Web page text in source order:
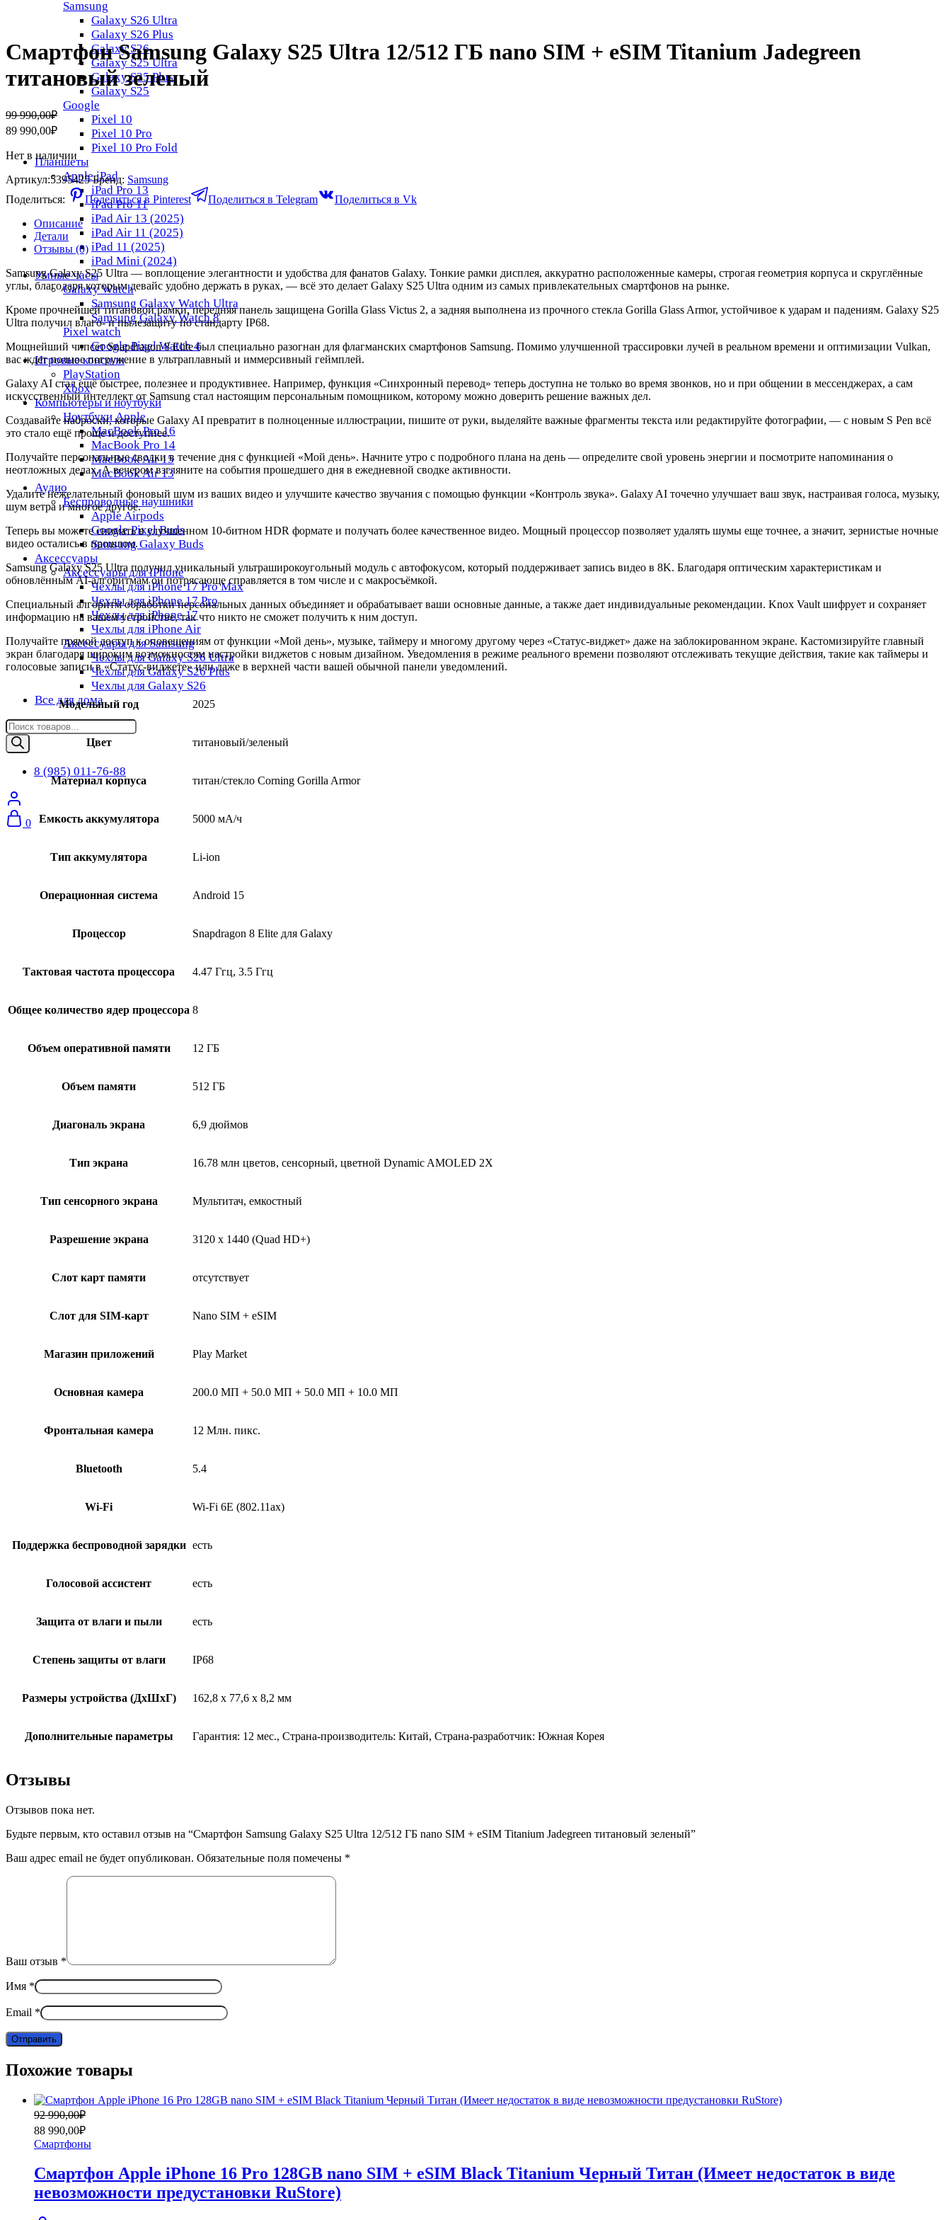
Samsung
Galaxy S26 Ultra
Galaxy S26 Plus
Galaxy S26
Galaxy S25 Ultra
Galaxy S25 Plus
Galaxy S25
Google
Pixel 10
Pixel 10 Pro
Pixel 10 Pro Fold
Планшеты
Apple iPad
iPad Pro 13
iPad Pro 11
iPad Air 13 (2025)
iPad Air 11 (2025)
iPad 11 (2025)
iPad Mini (2024)
Умные часы
Galaxy Watch
Samsung Galaxy Watch Ultra
Samsung Galaxy Watch 8
Pixel watch
Google Pixel Watch 4
Игровые консоли
PlayStation
Xbox
Компьютеры и ноутбуки
Ноутбуки Apple
MacBook Pro 16
MacBook Pro 14
MacBook Air 15
MacBook Air 13
Аудио
Беспроводные наушники
Apple Airpods
Google Pixel Buds
Samsung Galaxy Buds
Аксессуары
Аксессуары для iPhone
Чехлы для iPhone 17 Pro Max
Чехлы для iPhone 17 Pro
Чехлы для iPhone 17
Чехлы для iPhone Air
Аксессуары для Samsung
Чехлы для Galaxy S26 Ultra
Чехлы для Galaxy S26 Plus
Чехлы для Galaxy S26
Все для дома
Поиск
товаров
8 (985) 011-76-88
0
Смартфон Samsung Galaxy S25 Ultra 12/512 ГБ nano SIM + eSIM Titanium Jadegreen
титановый зеленый
99 990,00₽
Первоначальная
цена
составляла
99
990,00₽.
89 990,00₽
Текущая
цена:
89
990,00₽.
Нет в наличии
Артикул:5395425 Бренд: Samsung
Поделиться:
Поделиться в Pinterest Поделиться в Telegram
Поделиться в Vk
Описание
Детали
Отзывы (0)
Samsung Galaxy S25 Ultra — воплощение элегантности и удобства для фанатов Galaxy. Тонкие рамки дисплея, аккуратно расположенные камеры, строгая геометрия корпуса и скруглённые
углы, благодаря которым девайс удобно держать в руках, — всё это делает Galaxy S25 Ultra одним из самых привлекательных смартфонов на рынке.
Кроме прочнейшей титановой рамки, передняя панель защищена Gorilla Glass Victus 2, а задняя выполнена из прочного стекла Gorilla Glass Armor, устойчивое к ударам и падениям. Galaxy S25
Ultra получил влаго- и пылезащиту по стандарту IP68.
Мощнейший чипсет Snapdragon 8 Elite был специально разогнан для флагманских смартфонов Samsung. Помимо улучшенной трассировки лучей в реальном времени и оптимизации Vulkan,
вас ждет полное погружение в ультраплавный и иммерсивный геймплей.
Galaxy AI стал ещё быстрее, полезнее и продуктивнее. Например, функция «Синхронный перевод» теперь доступна не только во время звонков, но и при общении в мессенджерах, а сам
искусственный интеллект от Samsung стал настоящим персональным помощником, которому можно доверить решение важных дел.
Создавайте наброски, которые Galaxy AI превратит в полноценные иллюстрации, пишите от руки, выделяйте важные фрагменты текста или редактируйте фотографии, — с новым S Pen всё
это стало ещё проще и доступнее.
Получайте персональные сводки в течение дня с функцией «Мой день». Начните утро с подробного плана на день — определите свой уровень энергии и посмотрите напоминания о
неотложных делах. А вечером взгляните на события прошедшего дня в ежедневной сводке активности.
Удалите нежелательный фоновый шум из ваших видео и улучшите качество звучания с помощью функции «Контроль звука». Galaxy AI точечно улучшает ваш звук, настраивая голоса, музыку,
шум ветра и многое другое.
Теперь вы можете снимать в улучшенном 10-битном HDR формате и получать более качественное видео. Мощный процессор позволяет удалять шумы еще точнее, а значит, зернистые ночные
видео остались в прошлом.
Samsung Galaxy S25 Ultra получил уникальный ультраширокоугольный модуль с автофокусом, который поддерживает запись видео в 8K. Благодаря оптическим характеристикам и
обновлённым AI-алгоритмам он потрясающе справляется в том числе и с макросъёмкой.
Специальный алгоритм обработки персональных данных объединяет и обрабатывает ваши основные данные, а также дает индивидуальные рекомендации. Knox Vault шифрует и сохраняет
информацию на вашем устройстве, так что никто не сможет получить к ним доступ.
Получайте прямой доступ к оповещениям от функции «Мой день», музыке, таймеру и многому другому через «Статус-виджет» даже на заблокированном экране. Кастомизируйте главный
экран благодаря широким возможностям настройки виджетов с новым дизайном. Уведомления в режиме реального времени позволяют отслеживать текущие действия, такие как таймеры и
голосовые записи в «Статус-виджете» или даже в верхней части вашей обычной панели уведомлений.
Модельный год 2025
Цвет титановый/зеленый
Материал корпуса титан/стекло Corning Gorilla Armor
Емкость аккумулятора 5000 мА/ч
Тип аккумулятора Li-ion
Операционная система Android 15
Процессор Snapdragon 8 Elite для Galaxy
Тактовая частота процессора 4.47 Ггц, 3.5 Ггц
Общее количество ядер процессора 8
Объем оперативной памяти 12 ГБ
Объем памяти 512 ГБ
Диагональ экрана 6,9 дюймов
Тип экрана 16.78 млн цветов, сенсорный, цветной Dynamic AMOLED 2X
Тип сенсорного экрана Мультитач, емкостный
Разрешение экрана 3120 x 1440 (Quad HD+)
Слот карт памяти отсутствует
Слот для SIM-карт Nano SIM + eSIM
Магазин приложений Play Market
Основная камера 200.0 МП + 50.0 МП + 50.0 МП + 10.0 МП
Фронтальная камера 12 Млн. пикс.
Bluetooth 5.4
Wi-Fi Wi-Fi 6E (802.11ax)
Поддержка беспроводной зарядки есть
Голосовой ассистент есть
Защита от влаги и пыли есть
Степень защиты от влаги IP68
Размеры устройства (ДхШхГ) 162,8 x 77,6 x 8,2 мм
Дополнительные параметры Гарантия: 12 мес., Страна-производитель: Китай, Страна-разработчик: Южная Корея
Отзывы
Отзывов пока нет.
Будьте первым, кто оставил отзыв на “Смартфон Samsung Galaxy S25 Ultra 12/512 ГБ nano SIM + eSIM Titanium Jadegreen титановый зеленый”
Ваш адрес email не будет опубликован. Обязательные поля помечены *
Ваш отзыв *
Имя *
Email *
Похожие товары
92 990,00₽
Первоначальная
цена
составляла
92
990,00₽.
88 990,00₽
Текущая
цена:
88
990,00₽.
Смартфоны
Смартфон Apple iPhone 16 Pro 128GB nano SIM + eSIM Black Titanium Черный Титан (Имеет недостаток в виде
невозможности предустановки RuStore)